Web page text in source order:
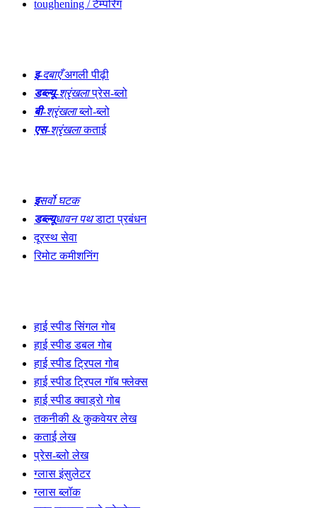
toughening / टेम्परिंग
इ-दबाएँअगली पीढ़ी
डब्ल्यू-श्रृंखलाप्रेस-ब्लो
बी-श्रृंखलाब्लो-ब्लो
एस-श्रृंखलाकताई
इसर्वो घटक
डब्ल्यूधावन पथडाटा प्रबंधन
दूरस्थ सेवा
रिमोट कमीशनिंग
हाई स्पीड सिंगल गोब
हाई स्पीड डबल गोब
हाई स्पीड ट्रिपल गोब
हाई स्पीड ट्रिपल गॉब फ्लेक्स
हाई स्पीड क्वाड्रो गोब
तकनीकी & कुकवेयर लेख
कताई लेख
प्रेस-ब्लो लेख
ग्लास इंसुलेटर
ग्लास ब्लॉक